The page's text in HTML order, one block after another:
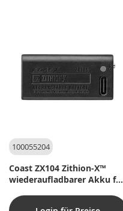
100055204
Coast ZX104 Zithion-X™
wiederaufladbarer Akku für